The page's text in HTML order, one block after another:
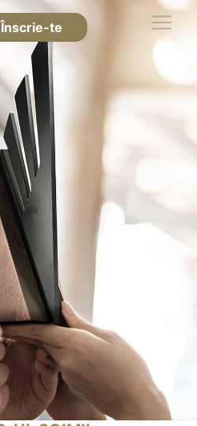
Înscrie-te